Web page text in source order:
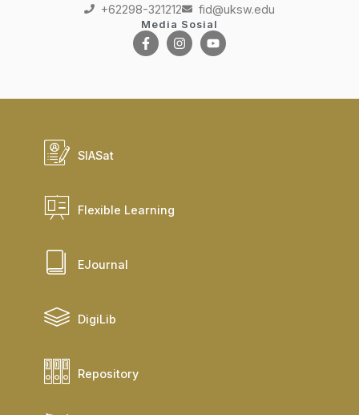
+62298-321212 fid@uksw.edu
Media Sosial
SIASat
Flexible Learning
EJournal
DigiLib
Repository